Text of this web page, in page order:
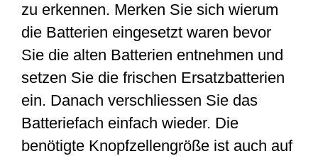
zu erkennen. Merken Sie sich wierum
die Batterien eingesetzt waren bevor
Sie die alten Batterien entnehmen und
setzen Sie die frischen Ersatzbatterien
ein. Danach verschliessen Sie das
Batteriefach einfach wieder. Die
benötigte Knopfzellengröße ist auch auf